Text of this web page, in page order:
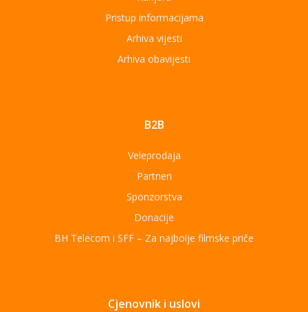
Pristup informacijama
Arhiva vijesti
Arhiva obavijesti
B2B
Veleprodaja
Partneri
Sponzorstva
Donacije
BH Telecom i SFF – Za najbolje filmske priče
Cjenovnik i uslovi